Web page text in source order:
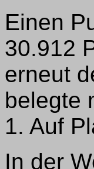
Einen
30.912
erneut
belegte
1. Auf
In der